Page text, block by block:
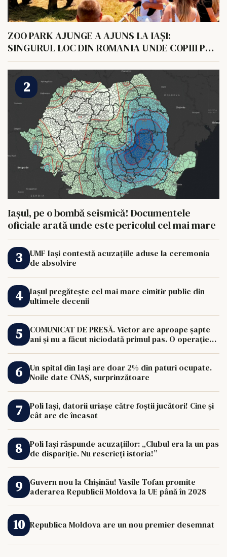
ZOO PARK AJUNGE A AJUNS LA IAȘI:
SINGURUL LOC DIN ROMANIA UNDE COPIII POT
HRANI UN ELEFANT
Iașul, pe o bombă seismică! Documentele
oficiale arată unde este pericolul cel mai mare
UMF Iași contestă acuzațiile aduse la ceremonia
de absolvire
Iașul pregătește cel mai mare cimitir public din
ultimele decenii
COMUNICAT DE PRESĂ. Victor are aproape șapte
ani și nu a făcut niciodată primul pas. O operație
Un spital din Iași are doar 2% din paturi ocupate.
Noile date CNAS, surprinzătoare
Poli Iași, datorii uriașe către foștii jucători! Cine și
cât are de încasat
Poli Iași răspunde acuzațiilor: „Clubul era la un pas
de dispariție. Nu rescrieți istoria!”
Guvern nou la Chișinău! Vasile Tofan promite
aderarea Republicii Moldova la UE până în 2028
Republica Moldova are un nou premier desemnat